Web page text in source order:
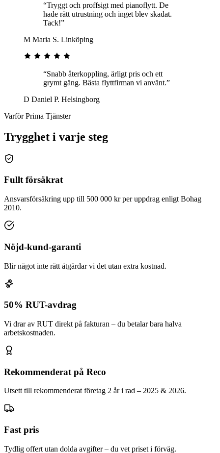
“Tryggt och proffsigt med pianoflytt. De
hade rätt utrustning och inget blev skadat.
Tack!”
M Maria S. Linköping
“Snabb återkoppling, ärligt pris och ett
grymt gäng. Bästa flyttfirman vi använt.”
D Daniel P. Helsingborg
Varför Prima Tjänster
Trygghet i varje steg
Fullt försäkrat
Ansvarsförsäkring upp till 500 000 kr per uppdrag enligt Bohag
2010.
Nöjd-kund-garanti
Blir något inte rätt åtgärdar vi det utan extra kostnad.
50% RUT-avdrag
Vi drar av RUT direkt på fakturan – du betalar bara halva
arbetskostnaden.
Rekommenderat på Reco
Utsett till rekommenderat företag 2 år i rad – 2025 & 2026.
Fast pris
Tydlig offert utan dolda avgifter – du vet priset i förväg.